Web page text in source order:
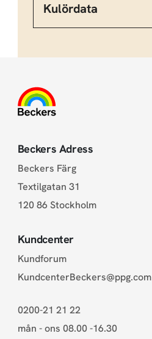
Kulördata
Beckers Adress
Beckers Färg
Textilgatan 31
120 86 Stockholm
Kundcenter
Kundforum
KundcenterBeckers@ppg.com
0200-21 21 22
mån - ons 08.00 -16.30